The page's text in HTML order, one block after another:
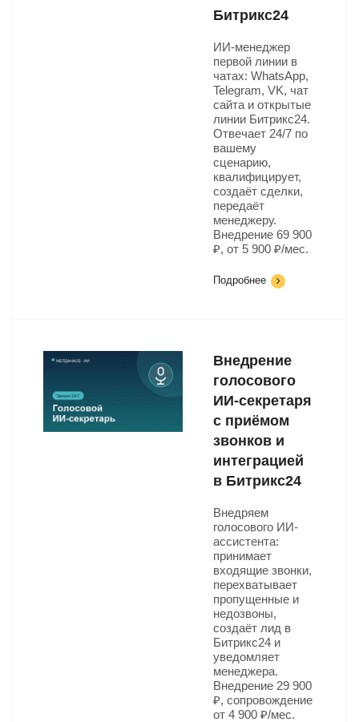
Битрикс24
ИИ-менеджер
первой линии в
чатах: WhatsApp,
Telegram, VK, чат
сайта и открытые
линии Битрикс24.
Отвечает 24/7 по
вашему
сценарию,
квалифицирует,
создаёт сделки,
передаёт
менеджеру.
Внедрение 69 900
₽, от 5 900 ₽/мес.
Подробнее
Внедрение
голосового
ИИ-секретаря
с приёмом
звонков и
интеграцией
в Битрикс24
Внедряем
голосового ИИ-
ассистента:
принимает
входящие звонки,
перехватывает
пропущенные и
недозвоны,
создаёт лид в
Битрикс24 и
уведомляет
менеджера.
Внедрение 29 900
₽, сопровождение
от 4 900 ₽/мес.